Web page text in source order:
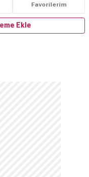
Favorilerim
Ekle